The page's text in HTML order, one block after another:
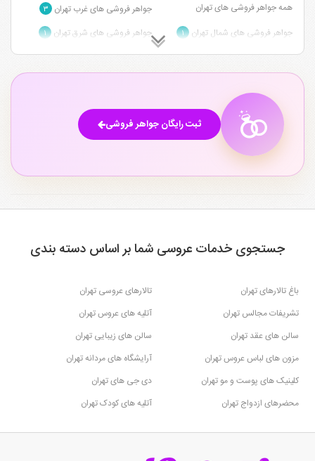
همه جواهر فروشی های تهران جواهر فروشی های غرب تهران ۳
جواهر فروشی های شمال تهران ۱ جواهر فروشی های شرق تهران ۱
جواهر فروشی های مرکز تهران ۶ جواهر فروشی های جنوب تهران ۲
ثبت رایگان جواهر فروشی
جستجوی خدمات عروسی شما بر اساس دسته بندی
باغ تالارهای تهران
تالارهای عروسی تهران
تشریفات مجالس تهران
آتلیه های عروس تهران
سالن های عقد تهران
سالن های زیبایی تهران
مزون های لباس عروس تهران
آرایشگاه های مردانه تهران
کلینیک های پوست و مو تهران
دی جی های تهران
محضرهای ازدواج تهران
آتلیه های کودک تهران